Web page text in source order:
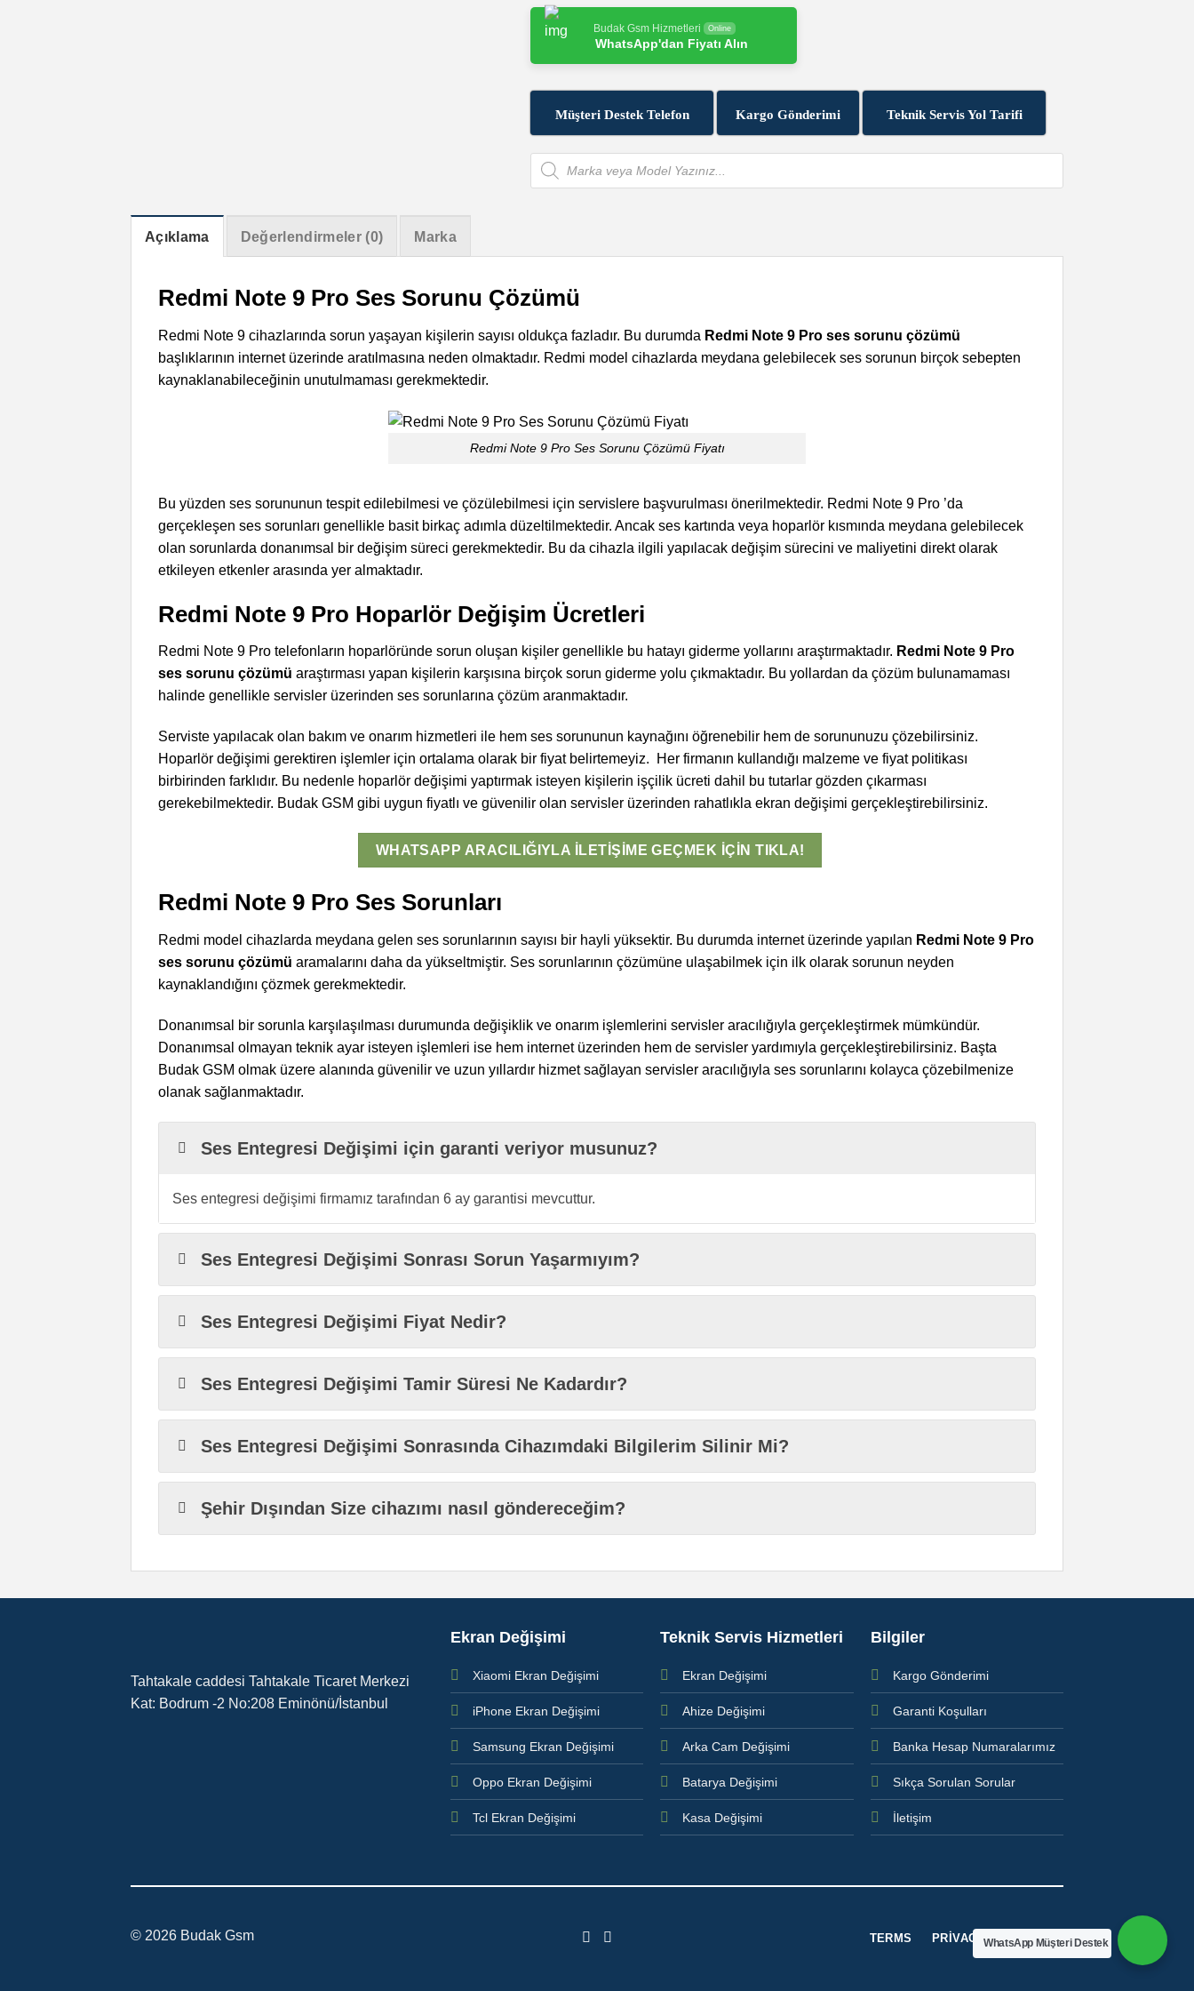
Budak Gsm Hizmetleri Online
WhatsApp'dan Fiyatı Alın
Müşteri Destek Telefon Kargo Gönderimi Teknik Servis Yol Tarifi
Products
search
Açıklama Değerlendirmeler (0) Marka
Redmi Note 9 Pro Ses Sorunu Çözümü
Redmi Note 9 cihazlarında sorun yaşayan kişilerin sayısı oldukça fazladır. Bu durumda Redmi Note 9 Pro ses sorunu çözümü
başlıklarının internet üzerinde aratılmasına neden olmaktadır. Redmi model cihazlarda meydana gelebilecek ses sorunun birçok sebepten
kaynaklanabileceğinin unutulmaması gerekmektedir.
Redmi Note 9 Pro Ses Sorunu Çözümü Fiyatı
Bu yüzden ses sorununun tespit edilebilmesi ve çözülebilmesi için servislere başvurulması önerilmektedir. Redmi Note 9 Pro ’da
gerçekleşen ses sorunları genellikle basit birkaç adımla düzeltilmektedir. Ancak ses kartında veya hoparlör kısmında meydana gelebilecek
olan sorunlarda donanımsal bir değişim süreci gerekmektedir. Bu da cihazla ilgili yapılacak değişim sürecini ve maliyetini direkt olarak
etkileyen etkenler arasında yer almaktadır.
Redmi Note 9 Pro Hoparlör Değişim Ücretleri
Redmi Note 9 Pro telefonların hoparlöründe sorun oluşan kişiler genellikle bu hatayı giderme yollarını araştırmaktadır. Redmi Note 9 Pro
ses sorunu çözümü araştırması yapan kişilerin karşısına birçok sorun giderme yolu çıkmaktadır. Bu yollardan da çözüm bulunamaması
halinde genellikle servisler üzerinden ses sorunlarına çözüm aranmaktadır.
Serviste yapılacak olan bakım ve onarım hizmetleri ile hem ses sorununun kaynağını öğrenebilir hem de sorununuzu çözebilirsiniz.
Hoparlör değişimi gerektiren işlemler için ortalama olarak bir fiyat belirtemeyiz. Her firmanın kullandığı malzeme ve fiyat politikası
birbirinden farklıdır. Bu nedenle hoparlör değişimi yaptırmak isteyen kişilerin işçilik ücreti dahil bu tutarlar gözden çıkarması
gerekebilmektedir. Budak GSM gibi uygun fiyatlı ve güvenilir olan servisler üzerinden rahatlıkla ekran değişimi gerçekleştirebilirsiniz.
WHATSAPP ARACILIĞIYLA İLETIŞIME GEÇMEK İÇIN TIKLA!
Redmi Note 9 Pro Ses Sorunları
Redmi model cihazlarda meydana gelen ses sorunlarının sayısı bir hayli yüksektir. Bu durumda internet üzerinde yapılan Redmi Note 9 Pro
ses sorunu çözümü aramalarını daha da yükseltmiştir. Ses sorunlarının çözümüne ulaşabilmek için ilk olarak sorunun neyden
kaynaklandığını çözmek gerekmektedir.
Donanımsal bir sorunla karşılaşılması durumunda değişiklik ve onarım işlemlerini servisler aracılığıyla gerçekleştirmek mümkündür.
Donanımsal olmayan teknik ayar isteyen işlemleri ise hem internet üzerinden hem de servisler yardımıyla gerçekleştirebilirsiniz. Başta
Budak GSM olmak üzere alanında güvenilir ve uzun yıllardır hizmet sağlayan servisler aracılığıyla ses sorunlarını kolayca çözebilmenize
olanak sağlanmaktadır.
Ses Entegresi Değişimi için garanti veriyor musunuz?
Ses entegresi değişimi firmamız tarafından 6 ay garantisi mevcuttur.
Ses Entegresi Değişimi Sonrası Sorun Yaşarmıyım?
Ses Entegresi Değişimi Fiyat Nedir?
Ses Entegresi Değişimi Tamir Süresi Ne Kadardır?
Ses Entegresi Değişimi Sonrasında Cihazımdaki Bilgilerim Silinir Mi?
Şehir Dışından Size cihazımı nasıl göndereceğim?
Tahtakale caddesi Tahtakale Ticaret Merkezi
Kat: Bodrum -2 No:208 Eminönü/İstanbul
Ekran Değişimi
Xiaomi Ekran Değişimi
iPhone Ekran Değişimi
Samsung Ekran Değişimi
Oppo Ekran Değişimi
Tcl Ekran Değişimi
Teknik Servis Hizmetleri
Ekran Değişimi
Ahize Değişimi
Arka Cam Değişimi
Batarya Değişimi
Kasa Değişimi
Bilgiler
Kargo Gönderimi
Garanti Koşulları
Banka Hesap Numaralarımız
Sıkça Sorulan Sorular
İletişim
© 2026 Budak Gsm TERMS PRIVACY COOKIES
WhatsApp Müşteri Destek